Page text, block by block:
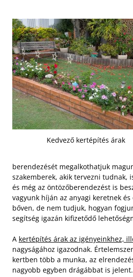
Kedvező kertépítés árak
berendezését megalkothatjuk
szakemberek, akik tervezni tudnak,
és még az öntözőberendezést is
vagyunk híján az anyagi keretnek
bőven, de nem tudjuk, hogyan
segítség igazán kifizetődő
A kertépítés árak az igényeinkhez,
nagyságához igazodnak.
kertben több a munka, az
nagyobb egyben drágábbat is